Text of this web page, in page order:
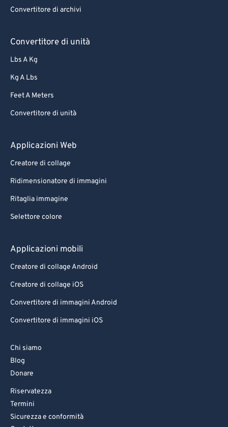
Convertitore di archivi
Convertitore di unità
Lbs A Kg
Kg A Lbs
Feet A Meters
Convertitore di unità
Applicazioni Web
Creatore di collage
Ridimensionatore di immagini
Ritaglia immagine
Selettore colore
Applicazioni mobili
Creatore di collage Android
Creatore di collage iOS
Convertitore di immagini Android
Convertitore di immagini iOS
Chi siamo
Blog
Donare
Riservatezza
Termini
Sicurezza e conformità